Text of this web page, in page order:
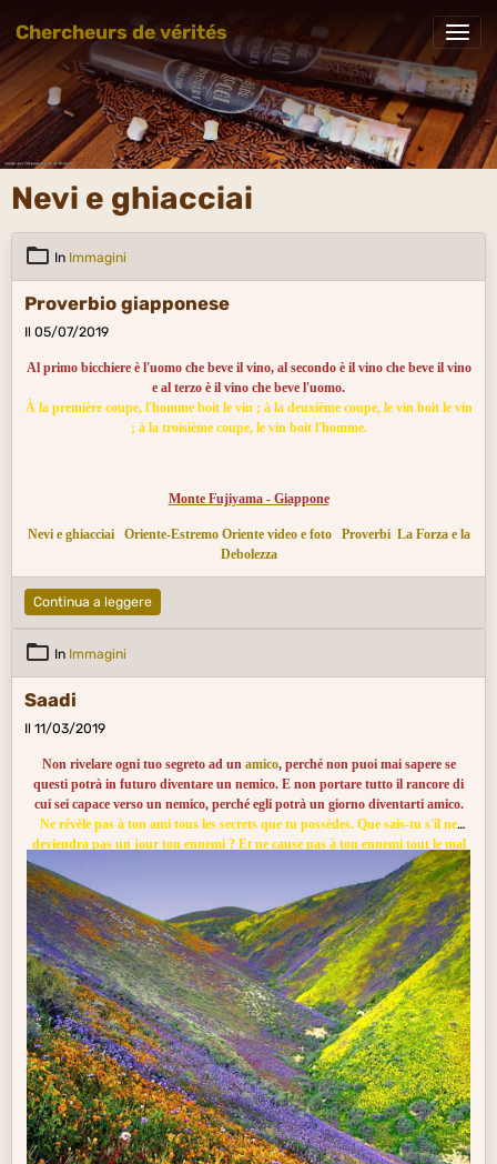
Chercheurs de vérités
Nevi e ghiacciai
In Immagini
Proverbio giapponese
Il 05/07/2019
Al primo bicchiere è l'uomo che beve il vino, al secondo è il vino che beve il vino
e al terzo è il vino che beve l'uomo.
À la première coupe, l'homme boit le vin ; à la deuxième coupe, le vin boit le vin
; à la troisième coupe, le vin boit l'homme.
Monte Fujiyama - Giappone
Nevi e ghiacciai Oriente-Estremo Oriente video e foto Proverbi La Forza e la
Debolezza
Continua a leggere
In Immagini
Saadi
Il 11/03/2019
Non rivelare ogni tuo segreto ad un amico, perché non puoi mai sapere se
questi potrà in futuro diventare un nemico. E non portare tutto il rancore di
cui sei capace verso un nemico, perché egli potrà un giorno diventarti amico.
Ne révèle pas à ton ami tous les secrets que tu possèdes. Que sais-tu s'il ne
deviendra pas un jour ton ennemi ? Et ne cause pas à ton ennemi tout le mal
que tu peux lui faire : il est possible qu'un jour il devienne ton ami.